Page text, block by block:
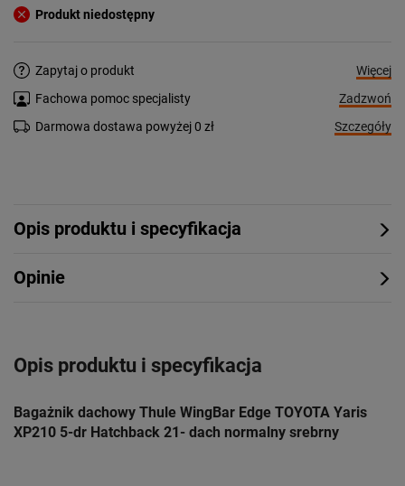
Produkt niedostępny
Zapytaj o produkt
Więcej
Fachowa pomoc specjalisty
Zadzwoń
Darmowa dostawa powyżej 0 zł
Szczegóły
Opis produktu i specyfikacja
Opinie
Opis produktu i specyfikacja
Bagażnik dachowy Thule WingBar Edge TOYOTA Yaris
XP210 5-dr Hatchback 21- dach normalny srebrny